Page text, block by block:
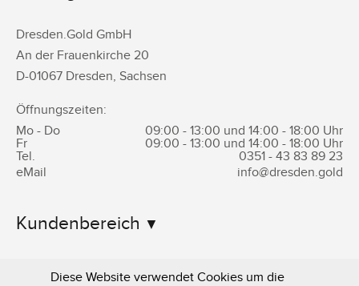
Dresden.Gold GmbH
An der Frauenkirche 20
D-01067 Dresden, Sachsen
Öffnungszeiten:
Mo - Do
09:00 - 13:00 und 14:00 - 18:00 Uhr
Fr
09:00 - 13:00 und 14:00 - 18:00 Uhr
Tel.
0351 - 43 83 89 23
eMail
info@dresden.gold
Kundenbereich
Informationen
Diese Website verwendet Cookies um die